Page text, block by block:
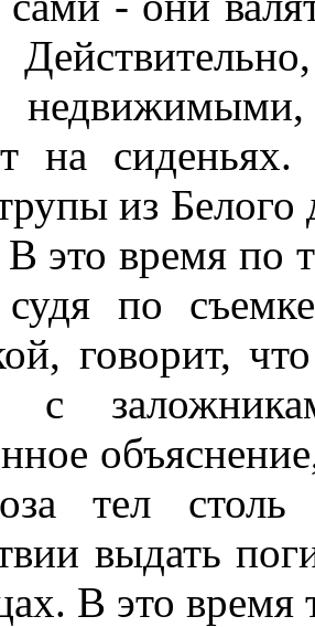
на
из
это время по
по
говорит,
с
тел
выдать
В это время